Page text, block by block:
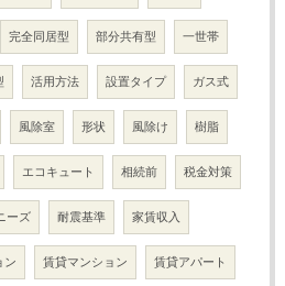
完全同居型 部分共有型 一世帯
活用方法 設置タイプ ガス式
風除室 形状 風除け 樹脂
エコキュート 相続前 税金対策
ーズ 耐震基準 家賃収入
ン 賃貸マンション 賃貸アパート